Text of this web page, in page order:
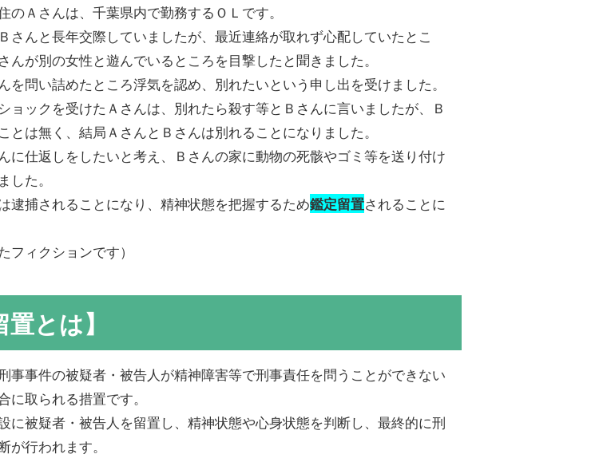
のＡさんは、千葉県内で勤務するＯＬです。
さんと長年交際していましたが、最近連絡が取れず心配していたとこ
んが別の女性と遊んでいるところを目撃したと聞きました。
を問い詰めたところ浮気を認め、別れたいという申し出を受けました。
ョックを受けたＡさんは、別れたら殺す等とＢさんに言いましたが、Ｂ
とは無く、結局ＡさんとＢさんは別れることになりました。
に仕返しをしたいと考え、Ｂさんの家に動物の死骸やゴミ等を送り付け
した。
逮捕されることになり、精神状態を把握するため鑑定留置されることに
フィクションです）
置とは】
事事件の被疑者・被告人が精神障害等で刑事責任を問うことができない
に取られる措置です。
に被疑者・被告人を留置し、精神状態や心身状態を判断し、最終的に刑
が行われます。